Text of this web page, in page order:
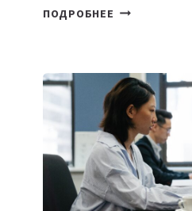
ПОДРОБНЕЕ ГЕОГРАФИЯ
PARK
UZBEKISTAN
РАСШИРИЛАСЬ
ДО
102
СТРАН